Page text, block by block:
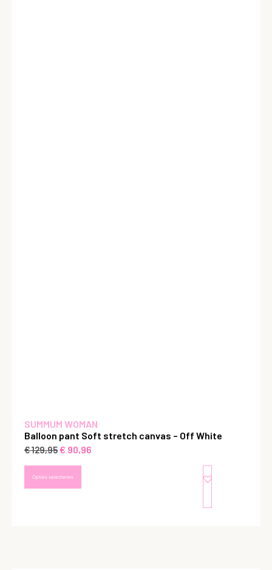
SUMMUM WOMAN
Balloon pant Soft stretch canvas – Off White
€129,95€ 90,96
Opties selecteren